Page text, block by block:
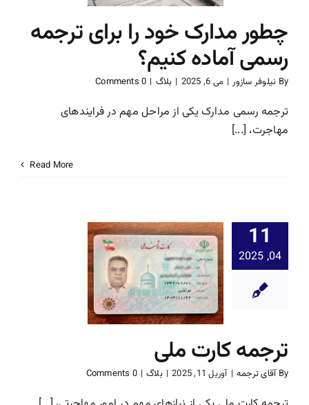
چطور مدارک خود را برای ترجمه
رسمی آماده کنیم؟
By نیلوفر سازور | می 6, 2025 | بلاگ |
0 Comments
ترجمه رسمی مدارک یکی از مراحل مهم در فرایندهای
مهاجرت، [...]
Read More
11
04, 2025
ترجمه کارت ملی
By آقای ترجمه | آوریل 11, 2025 | بلاگ |
0 Comments